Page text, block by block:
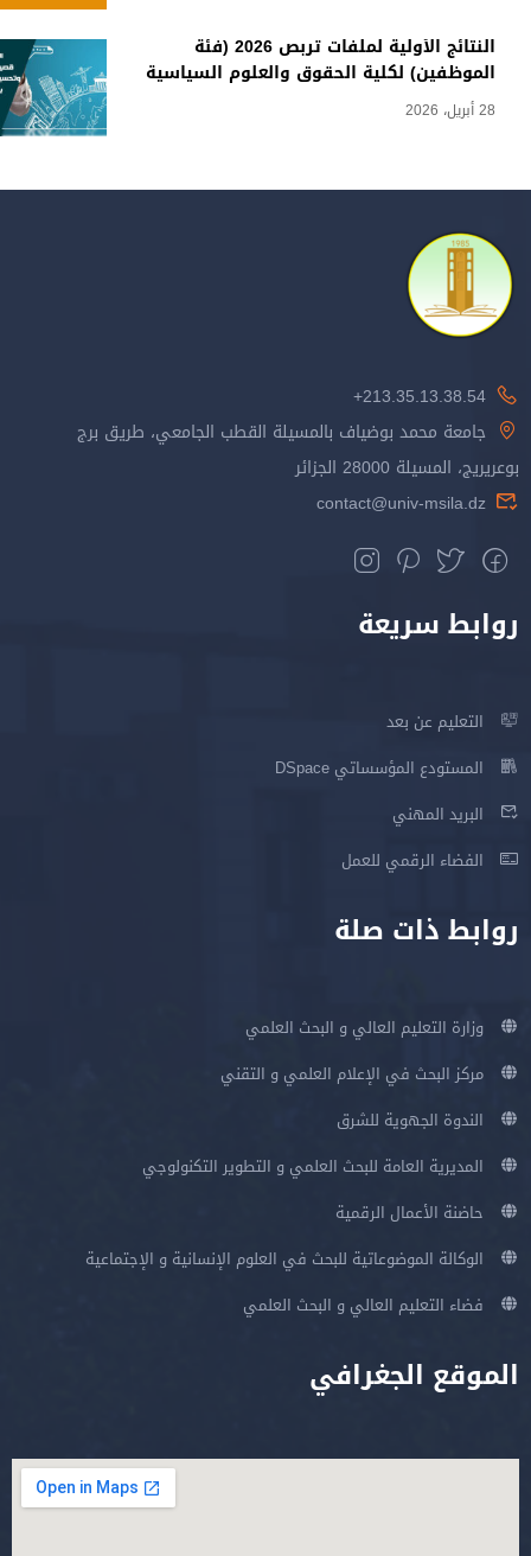
النتائج الأولية لملفات تربص 2026 (فئة
الموظفين) لكلية الحقوق والعلوم السياسية
28 أبريل، 2026
213.35.13.38.54+
جامعة محمد بوضياف بالمسيلة القطب الجامعي، طريق برج
بوعريريج، المسيلة 28000 الجزائر
contact@univ-msila.dz
روابط سريعة
التعليم عن بعد
المستودع المؤسساتي DSpace
البريد المهني
الفضاء الرقمي للعمل
روابط ذات صلة
وزارة التعليم العالي و البحث العلمي
مركز البحث في الإعلام العلمي و التقني
الندوة الجهوية للشرق
المديرية العامة للبحث العلمي و التطوير التكنولوجي
حاضنة الأعمال الرقمية
الوكالة الموضوعاتية للبحث في العلوم الإنسانية و الإجتماعية
فضاء التعليم العالي و البحث العلمي
الموقع الجغرافي